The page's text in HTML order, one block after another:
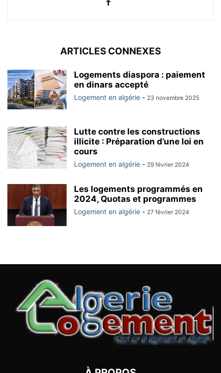
ARTICLES CONNEXES
Logements diaspora : paiement
en dinars accepté
Logement en algérie - 23 novembre 2025
Lutte contre les constructions
illicite : Préparation d’une loi en
cours
Logement en algérie - 29 février 2024
Les logements programmés en
2024, Quotas et programmes
Logement en algérie - 27 février 2024